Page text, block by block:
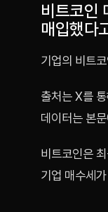
비트코인
매입했다
기업의 비트
출처는 X를
데이터는 본
비트코인은
기업 매수세